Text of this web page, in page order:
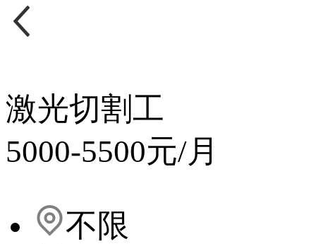
激光切割工
5000-5500元/月
不限